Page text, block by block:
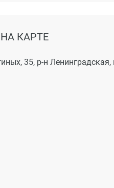
КАРТЕ
35, р-н Ленинградская,